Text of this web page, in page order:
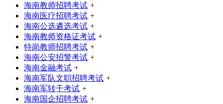
海南教师招聘考试 +
海南医疗招聘考试 +
海南公选遴选考试 +
海南教师资格证考试 +
特岗教师招聘考试 +
海南公安招警考试 +
海南金融考试 +
海南军队文职招聘考试 +
海南军转干考试 +
海南国企招聘考试 +